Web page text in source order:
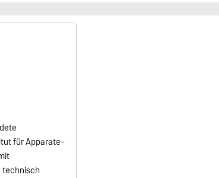
für Apparate-
technisch